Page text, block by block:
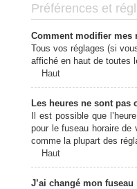
Préférences et
Comment modifier mes
Tous vos réglages (si
affiché en haut de toutes
Haut
Les heures ne sont pas
Il est possible que
pour le fuseau horaire de
comme la plupart des
Haut
J’ai changé mon